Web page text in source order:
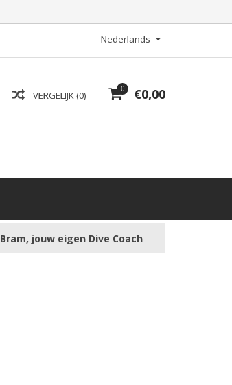
Nederlands
0 €0,00
VERGELIJK (0)
Bram, jouw eigen Dive Coach